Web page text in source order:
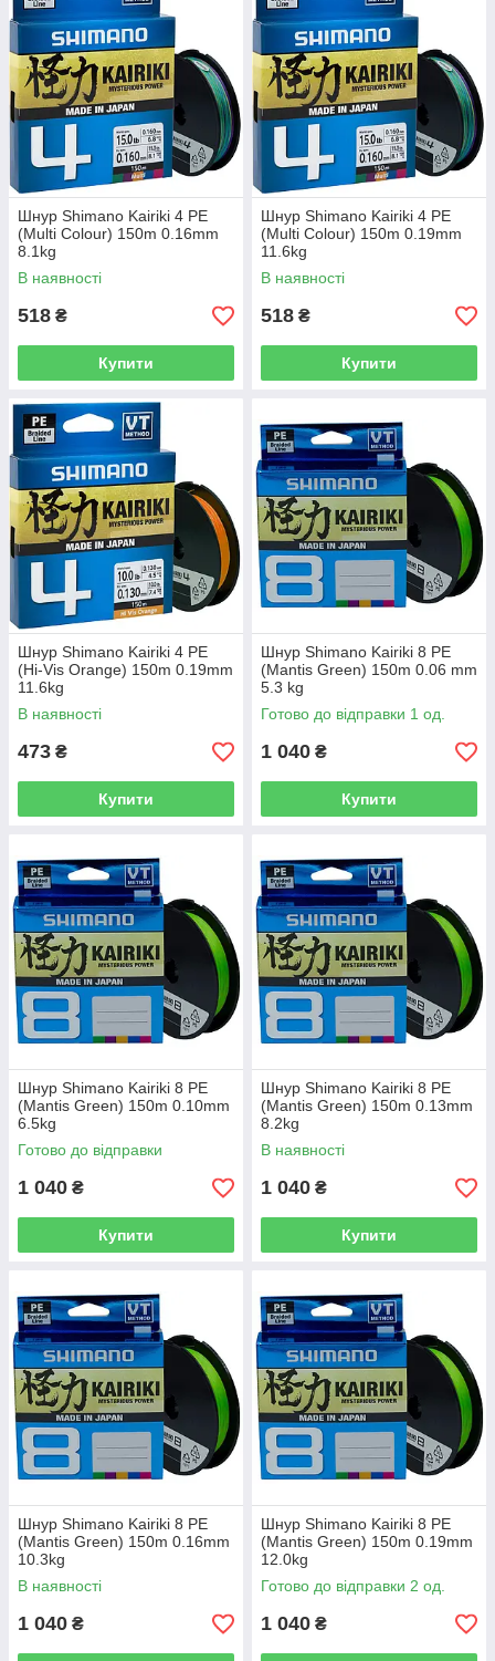
Шнур Shimano Kairiki 4 PE
(Multi Colour) 150m 0.16mm
8.1kg
В наявності
518 ₴
Купити
Шнур Shimano Kairiki 4 PE
(Multi Colour) 150m 0.19mm
11.6kg
В наявності
518 ₴
Купити
Шнур Shimano Kairiki 4 PE
(Hi-Vis Orange) 150m 0.19mm
11.6kg
В наявності
473 ₴
Купити
Шнур Shimano Kairiki 8 PE
(Mantis Green) 150m 0.06 mm
5.3 kg
Готово до відправки 1 од.
1 040 ₴
Купити
Шнур Shimano Kairiki 8 PE
(Mantis Green) 150m 0.10mm
6.5kg
Готово до відправки
1 040 ₴
Купити
Шнур Shimano Kairiki 8 PE
(Mantis Green) 150m 0.13mm
8.2kg
В наявності
1 040 ₴
Купити
Шнур Shimano Kairiki 8 PE
(Mantis Green) 150m 0.16mm
10.3kg
В наявності
1 040 ₴
Шнур Shimano Kairiki 8 PE
(Mantis Green) 150m 0.19mm
12.0kg
Готово до відправки 2 од.
1 040 ₴